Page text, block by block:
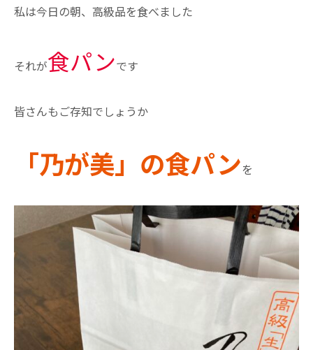
私は今日の朝、高級品を食べました
それが食パンです
皆さんもご存知でしょうか
「乃が美」 の食パンを